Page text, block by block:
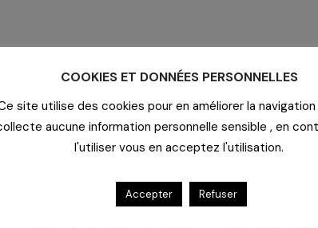
LAFAGE
COOKIES ET DONNÉES PERSONNELLES
site utilise des cookies pour en améliorer la navigation
aucune information personnelle sensible , en
l'utiliser vous en acceptez l'utilisation.
Accepter Refuser